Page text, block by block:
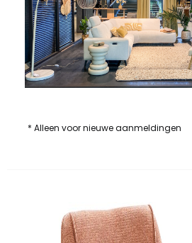
* Alleen voor nieuwe aanmeldingen